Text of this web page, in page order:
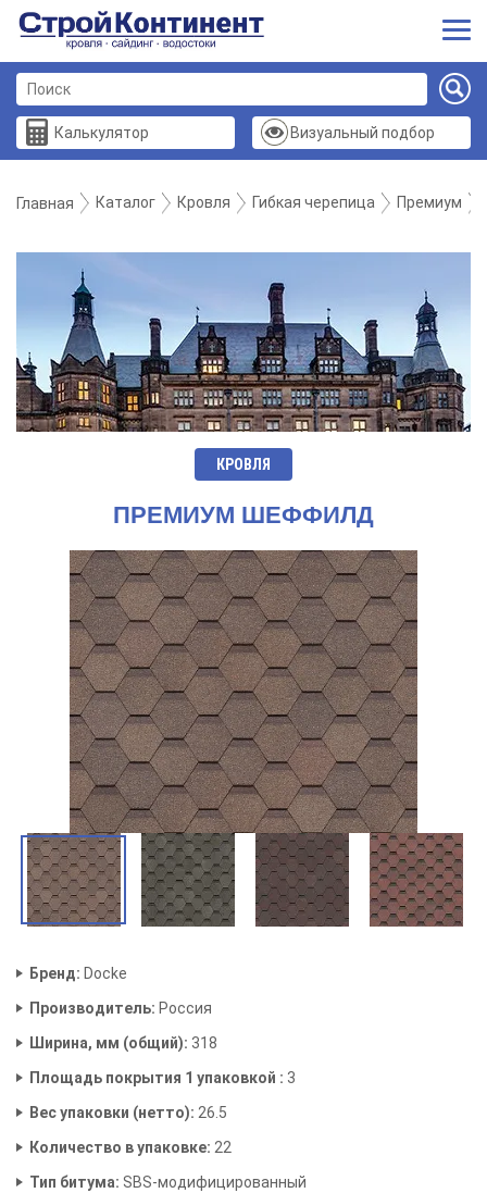
Калькулятор Визуальный подбор
Главная Каталог Кровля Гибкая черепица Премиум
КРОВЛЯ
ПРЕМИУМ ШЕФФИЛД
Бренд: Docke
Производитель: Россия
Ширина, мм (общий): 318
Площадь покрытия 1 упаковкой : 3
Вес упаковки (нетто): 26.5
Количество в упаковке: 22
Тип битума: SBS-модифицированный